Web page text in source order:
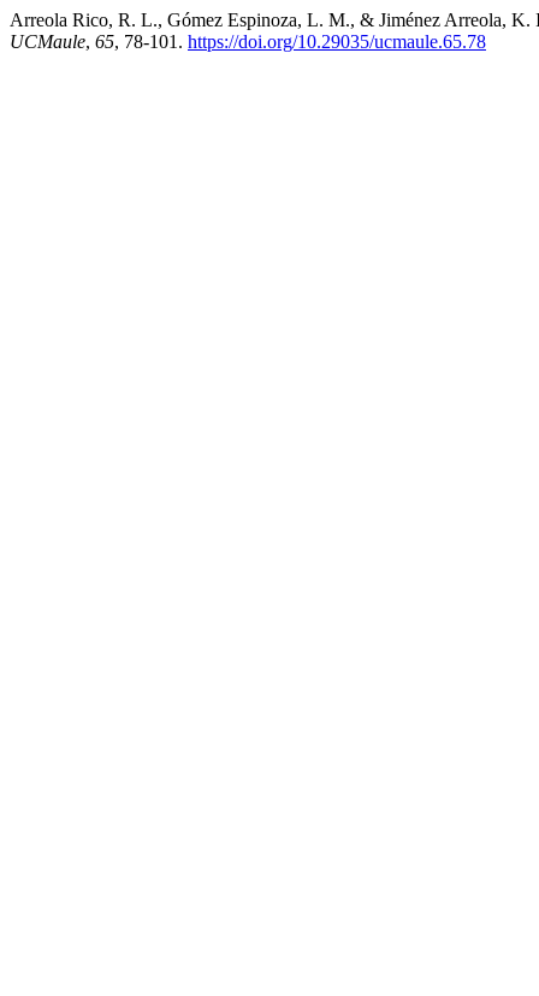
Arreola Rico, R. L., Gómez Espinoza, L. M., & Jiménez Arreola, K.
UCMaule, 65, 78-101. https://doi.org/10.29035/ucmaule.65.78